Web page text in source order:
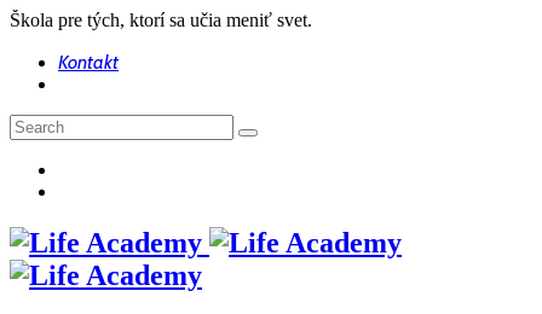
Škola pre tých, ktorí sa učia meniť svet.
Kontakt